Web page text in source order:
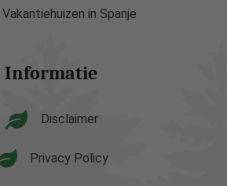
Vakantiehuizen in Spanje
Informatie
Disclaimer
Privacy Policy